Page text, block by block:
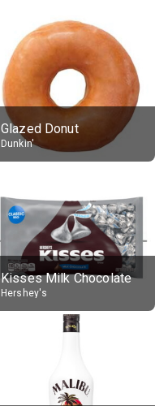
Glazed Donut
Dunkin'
Kisses Milk Chocolate
Hershey's